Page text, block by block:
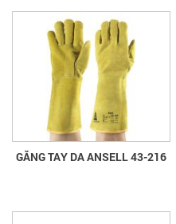
GĂNG TAY DA ANSELL 43-216